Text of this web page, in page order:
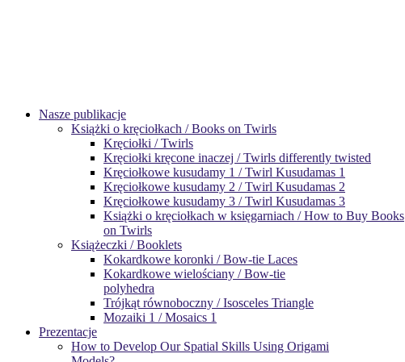
Nasze publikacje
Książki o kręciołkach / Books on Twirls
Kręciołki / Twirls
Kręciołki kręcone inaczej / Twirls differently twisted
Kręciołkowe kusudamy 1 / Twirl Kusudamas 1
Kręciołkowe kusudamy 2 / Twirl Kusudamas 2
Kręciołkowe kusudamy 3 / Twirl Kusudamas 3
Książki o kręciołkach w księgarniach / How to Buy Books
on Twirls
Książeczki / Booklets
Kokardkowe koronki / Bow-tie Laces
Kokardkowe wielościany / Bow-tie
polyhedra
Trójkąt równoboczny / Isosceles Triangle
Mozaiki 1 / Mosaics 1
Prezentacje
How to Develop Our Spatial Skills Using Origami